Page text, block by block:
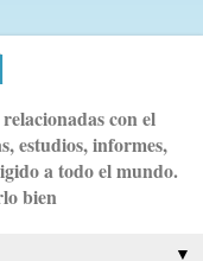
con el
estudios, informes,
a todo el mundo.
bien
▼